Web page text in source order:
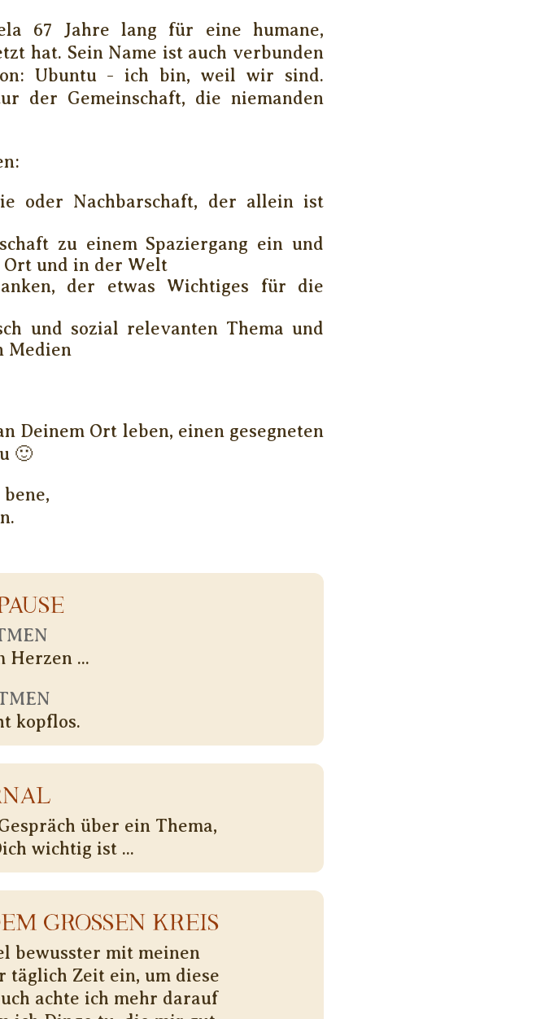
67 Jahre lang für eine humane,
hat. Sein Name ist auch verbunden
Ubuntu - ich bin, weil wir sind.
der Gemeinschaft, die niemanden
oder Nachbarschaft, der allein ist
zu einem Spaziergang ein und
und in der Welt
der etwas Wichtiges für die
und sozial relevanten Thema und
Medien
Deinem Ort leben, einen gesegneten
🙂
bene,
Herzen ...
kopflos.
über ein Thema,
wichtig ist ...
GROSSEN KREIS
bewusster mit meinen
täglich Zeit ein, um diese
achte ich mehr darauf